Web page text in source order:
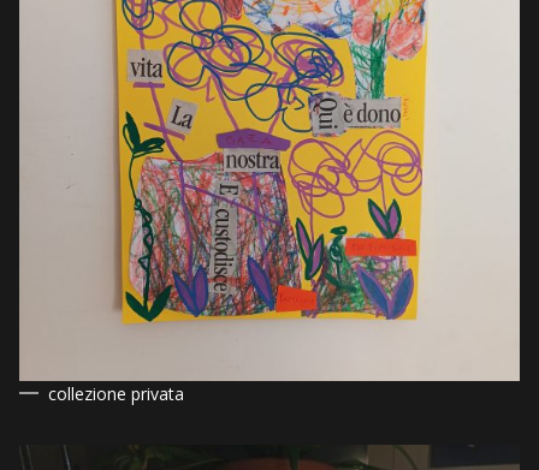
collezione privata